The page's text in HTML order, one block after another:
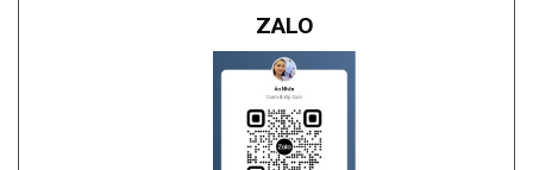
ZALO